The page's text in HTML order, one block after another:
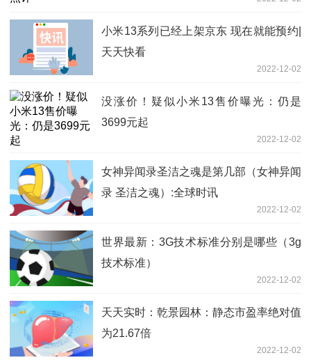
小米13系列已经上架京东 现在就能预约|
天天快看
2022-12-02
没涨价！疑似小米13售价曝光：仍是
3699元起
2022-12-02
女神异闻录圣洁之魂是第几部（女神异闻
录 圣洁之魂）:全球时讯
2022-12-02
世界最新：3G技术标准分别是哪些（3g
技术标准）
2022-12-02
天天实时：乾景园林：静态市盈率绝对值
为21.67倍
2022-12-02